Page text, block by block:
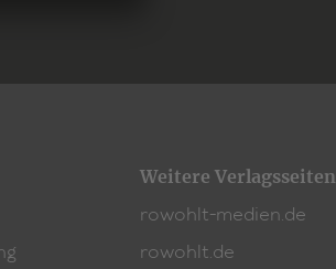
Weitere Verlagsseiten
rowohlt-medien.de
rowohlt.de